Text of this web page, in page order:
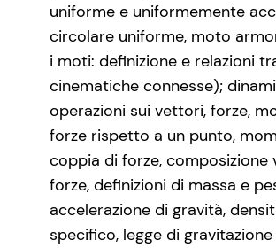
uniforme e uniformemente
circolare uniforme, moto
i moti: definizione e relazioni
cinematiche connesse);
operazioni sui vettori, forze,
forze rispetto a un punto,
coppia di forze, composizione
forze, definizioni di massa e
accelerazione di gravità,
specifico, legge di gravitazione